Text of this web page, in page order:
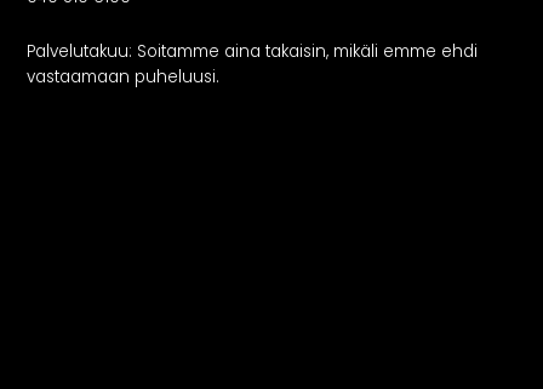
Palvelutakuu: Soitamme aina takaisin, mikäli emme ehdi
vastaamaan puheluusi.